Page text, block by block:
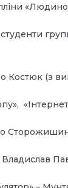
Костюк (з
Владислав